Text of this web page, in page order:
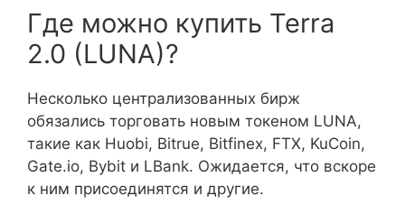
Где можно купить Terra
2.0 (LUNA)?
Несколько централизованных бирж
обязались торговать новым токеном LUNA,
такие как Huobi, Bitrue, Bitfinex, FTX, KuCoin,
Gate.io, Bybit и LBank. Ожидается, что вскоре
к ним присоединятся и другие.